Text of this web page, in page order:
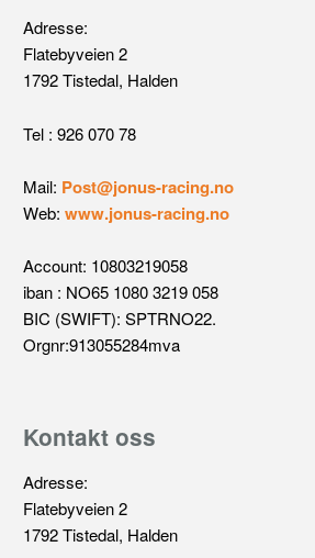
Adresse:
Flatebyveien 2
1792 Tistedal, Halden
Tel : 926 070 78
Mail: Post@jonus-racing.no
Web: www.jonus-racing.no
Account: 10803219058
iban : NO65 1080 3219 058
BIC (SWIFT): SPTRNO22.
Orgnr:913055284mva
Kontakt oss
Adresse:
Flatebyveien 2
1792 Tistedal, Halden